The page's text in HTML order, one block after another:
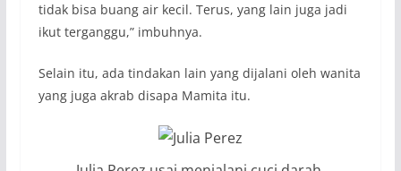
tidak bisa buang air kecil. Terus, yang lain juga jadi
ikut terganggu,” imbuhnya.
Selain itu, ada tindakan lain yang dijalani oleh wanita
yang juga akrab disapa Mamita itu.